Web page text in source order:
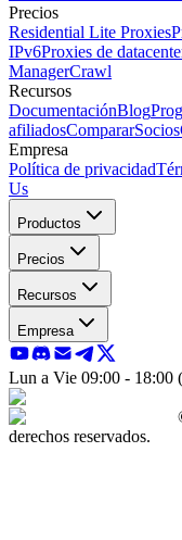
Precios
Residential Lite Proxies
IPv6Proxies de
ManagerCrawl
Recursos
DocumentaciónBlog
afiliadosCompararSocios
Empresa
Política de privacidad
Us
Productos
Precios
Recursos
Empresa
Lun a Vie 09:00 - 18:00
derechos reservados.